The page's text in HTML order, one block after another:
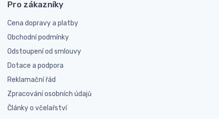
Pro zákazníky
Cena dopravy a platby
Obchodní podmínky
Odstoupení od smlouvy
Dotace a podpora
Reklamační řád
Zpracování osobních údajů
Články o včelařství